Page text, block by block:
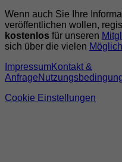
Wenn auch Sie Ihre
veröffentlichen wollen,
kostenlos für unseren
sich über die vielen
ImpressumKontakt &
Anfrage
Cookie Einstellungen